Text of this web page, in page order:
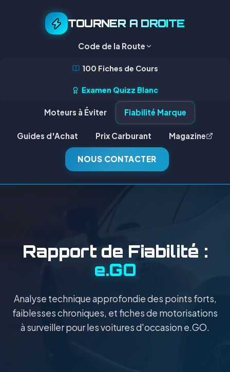
TOURNER A DROITE
Code de la Route
100 Fiches de Cours
Examen Quizz Blanc
Moteurs à Éviter Fiabilité Marque
Guides d'Achat Prix Carburant Magazine
NOUS CONTACTER
Rapport de Fiabilité :
e.GO
Analyse technique approfondie des points forts,
faiblesses chroniques, et fiches de motorisations
à surveiller pour les voitures d'occasion e.GO.